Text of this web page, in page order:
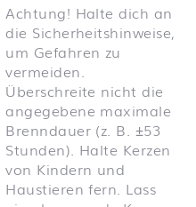
Achtung! Halte dich an
die Sicherheitshinweise,
um Gefahren zu
vermeiden.
Überschreite nicht die
angegebene maximale
Brenndauer (z. B. ±53
Stunden). Halte Kerzen
von Kindern und
Haustieren fern. Lass